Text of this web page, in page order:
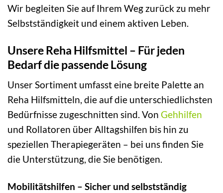
Wir begleiten Sie auf Ihrem Weg zurück zu mehr
Selbstständigkeit und einem aktiven Leben.
Unsere Reha Hilfsmittel – Für jeden
Bedarf die passende Lösung
Unser Sortiment umfasst eine breite Palette an
Reha Hilfsmitteln, die auf die unterschiedlichsten
Bedürfnisse zugeschnitten sind. Von Gehhilfen
und Rollatoren über Alltagshilfen bis hin zu
speziellen Therapiegeräten – bei uns finden Sie
die Unterstützung, die Sie benötigen.
Mobilitätshilfen – Sicher und selbstständig